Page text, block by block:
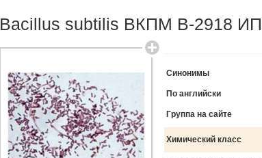
Bacillus subtilis ВКПМ В-2918
Синонимы
По английски
Группа на сайте
Химический класс